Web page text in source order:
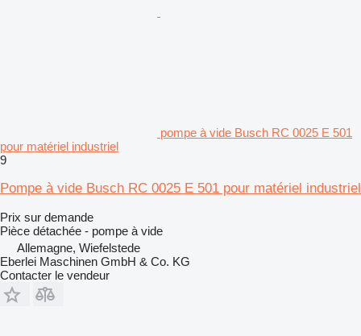
pompe à vide Busch RC 0025 E 501
pour matériel industriel
9
Pompe à vide Busch RC 0025 E 501 pour matériel industriel
Prix sur demande
Pièce détachée - pompe à vide
Allemagne, Wiefelstede
Eberlei Maschinen GmbH & Co. KG
Contacter le vendeur